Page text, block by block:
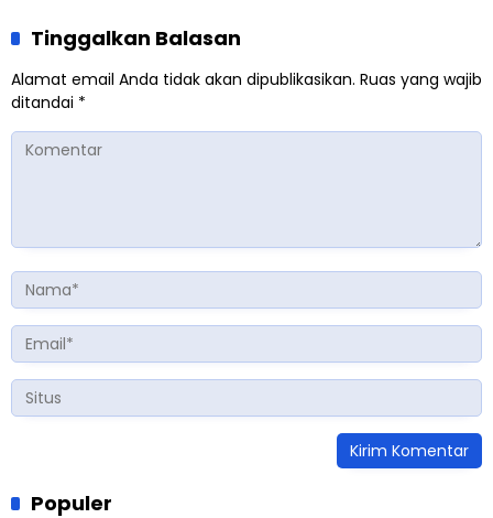
Tinggalkan Balasan
Alamat email Anda tidak akan dipublikasikan. Ruas yang wajib
ditandai *
Populer